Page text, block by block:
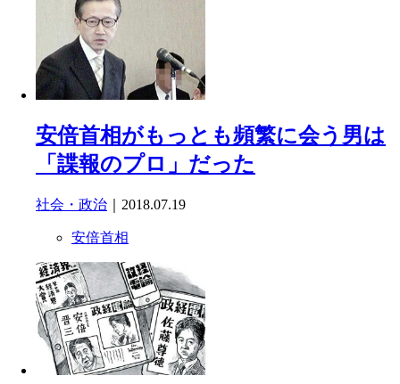
安倍首相がもっとも頻繁に会う男は
「諜報のプロ」だった
社会・政治 ｜2018.07.19
安倍首相